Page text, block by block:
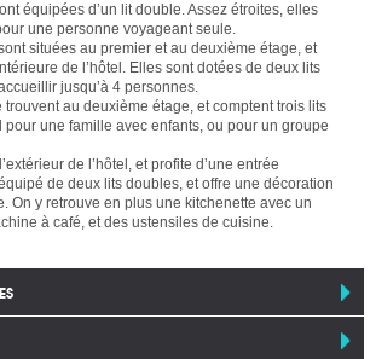
équipées d’un lit double. Assez étroites, elles
une personne voyageant seule.
situées au premier et au deuxième étage, et
de l’hôtel. Elles sont dotées de deux lits
jusqu’à 4 personnes.
trouvent au deuxième étage, et comptent trois lits
pour une famille avec enfants, ou pour un groupe
de l’hôtel, et profite d’une entrée
de deux lits doubles, et offre une décoration
On y retrouve en plus une kitchenette avec un
à café, et des ustensiles de cuisine.